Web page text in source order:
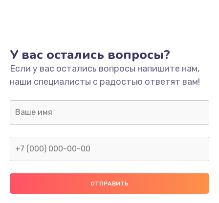
1045 руб.
Заказать
Заказать
Ремонт цепей питания
Заказать
У вас остались вопросы?
Если у вас остались вопросы напишите нам,
наши специалисты с радостью ответят вам!